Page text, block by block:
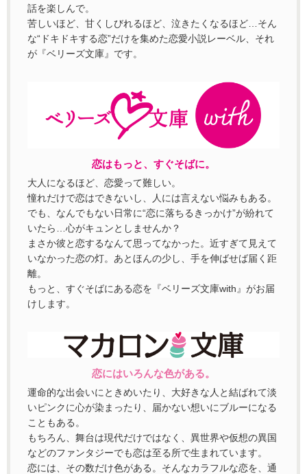
話を楽しんで。
苦しいほど、甘くしびれるほど、泣きたくなるほど…そん
な“ドキドキする恋”だけを集めた恋愛小説レーベル、それ
が『ベリーズ文庫』です。
恋はもっと、すぐそばに。
大人になるほど、恋愛って難しい。
憧れだけで恋はできないし、人には言えない悩みもある。
でも、なんでもない日常に“恋に落ちるきっかけ”が紛れて
いたら…心がキュンとしませんか？
まさか彼と恋するなんて思ってなかった。近すぎて見えて
いなかった恋の灯。あとほんの少し、手を伸ばせば届く距
離。
もっと、すぐそばにある恋を『ベリーズ文庫with』がお届
けします。
恋にはいろんな色がある。
運命的な出会いにときめいたり、大好きな人と結ばれて淡
いピンクに心が染まったり、届かない想いにブルーになる
こともある。
もちろん、舞台は現代だけではなく、異世界や仮想の異国
などのファンタジーでも恋は至る所で生まれています。
恋には、その数だけ色がある。そんなカラフルな恋を、通